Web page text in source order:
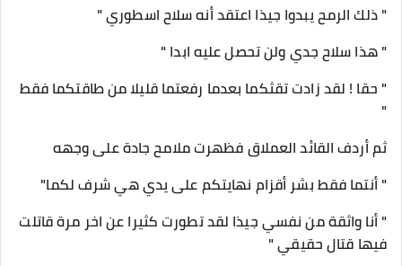
" ذلك الرمح يبدوا جيذا اعتقد أنه سلاح اسطوري "
" هذا سلاح جدي ولن تحصل عليه ابدا "
" حقا ! لقد زادت تقثكما بعدما رفعتما قليلا من طاقتكما فقط
"
ثم أردف القائد العملاق فظهرت ملامح جادة على وجهه
" أنتما فقط بشر أقزام نهايتكم على يدي هي شرف لكما"
" أنا واثقة من نفسي جيذا لقد تطورت كثيرا عن اخر مرة قاتلت
فيها قتال حقيقي "